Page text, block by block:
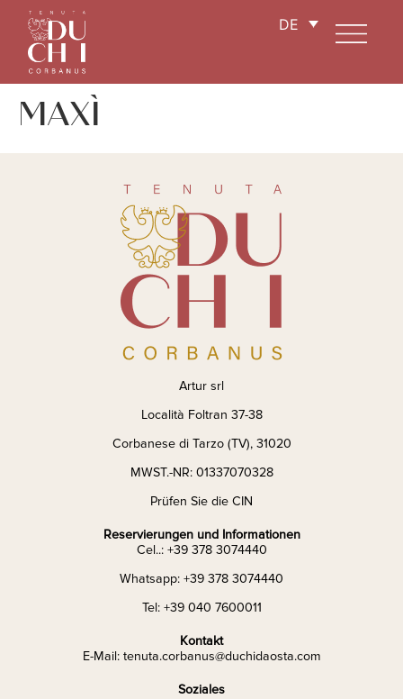
DE
MAXÌ
Artur srl
Località Foltran 37-38
Corbanese di Tarzo (TV), 31020
MWST.-NR: 01337070328
Prüfen Sie die CIN
Reservierungen und Informationen
Cel..: +39 378 3074440
Whatsapp: +39 378 3074440
Tel: +39 040 7600011
Kontakt
E-Mail: tenuta.corbanus@duchidaosta.com
Soziales